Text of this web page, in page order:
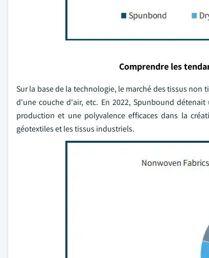
Comprendre les
Sur la base de la technologie, le marché des tissus
d'une couche d'air, etc. En 2022, Spunbound
production et une polyvalence efficaces dans la
géotextiles et les tissus industriels.